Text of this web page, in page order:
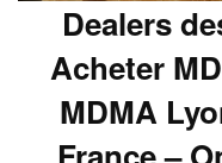
Dealers
Acheter
MDMA